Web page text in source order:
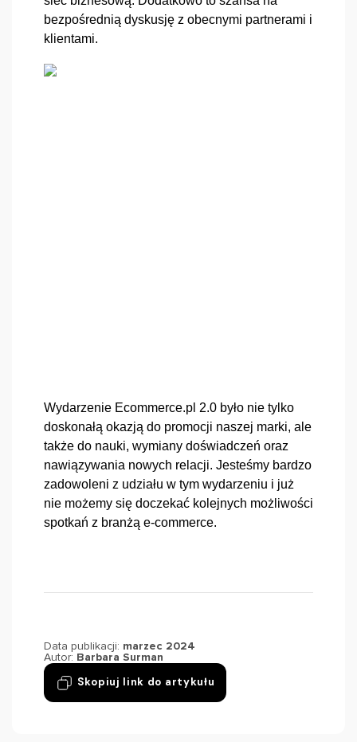
bezpośrednią dyskusję z obecnymi partnerami i
klientami.
Wydarzenie Ecommerce.pl 2.0 było nie tylko
doskonałą okazją do promocji naszej marki, ale
także do nauki, wymiany doświadczeń oraz
nawiązywania nowych relacji. Jesteśmy bardzo
zadowoleni z udziału w tym wydarzeniu i już
nie możemy się doczekać kolejnych możliwości
spotkań z branżą e-commerce.
Data publikacji: marzec 2024
Autor: Barbara Surman
Skopiuj link do artykułu